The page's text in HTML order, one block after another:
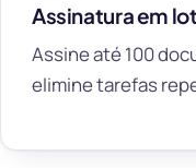
Assinatura em
Assine até 100
elimine tarefas